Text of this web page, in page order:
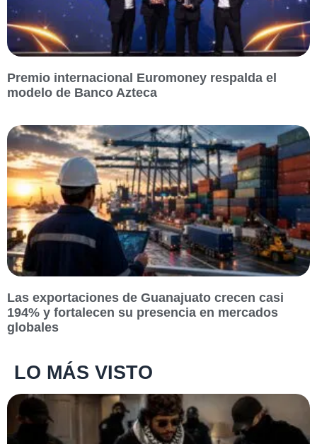
Premio internacional Euromoney respalda el
modelo de Banco Azteca
Las exportaciones de Guanajuato crecen casi
194% y fortalecen su presencia en mercados
globales
LO MÁS VISTO